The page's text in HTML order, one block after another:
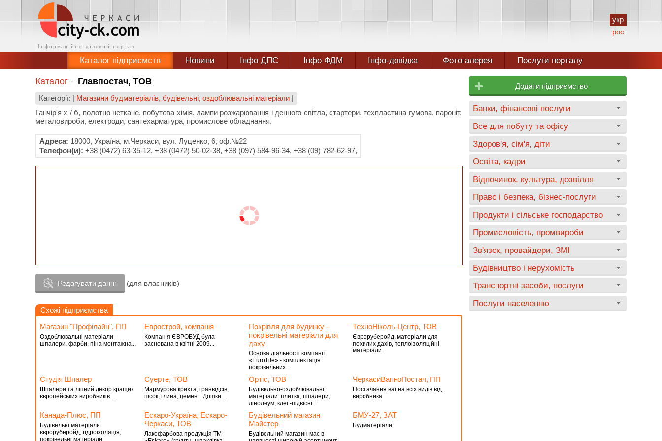
укр
рос
Каталог підприємств Новини Інфо ДПС Інфо ФДМ Інфо-довідка Фотогалерея Послуги порталу
Каталог Главпостач, ТОВ
Категорії: | Магазини будматеріалів, будівельні, оздоблювальні матеріали |
Ганчір'я х / б, полотно неткане, побутова хімія, лампи розжарювання і денного світла, стартери, техпластина гумова, пароніт,
металовироби, електроди, сантехарматура, промислове обладнання.
Адреса: 18000, Україна, м.Черкаси, вул. Луценко, 6, оф.№22
Телефон(и): +38 (0472) 63-35-12, +38 (0472) 50-02-38, +38 (097) 584-96-34, +38 (09) 782-62-97,
Редагувати данні (для власників)
Схожі підприємства
Магазин "Профілайн", ПП
Оздоблювальні матеріали -
шпалери, фарби, піна монтажна...
Еврострой, компанія
Компанія ЄВРОБУД була
заснована в квітні 2009...
Покрівля для будинку -
покрівельні матеріали для
даху
Основа діяльності компанії
«EuroTile» - комплектація
покрівельних...
ТехноНіколь-Центр, ТОВ
Євроруберойд, матеріали для
похилих дахів, теплоізоляційні
матеріали...
Студiя Шпалер
Шпалери та ліпний декор кращих
європейських виробників....
Суерте, ТОВ
Мармурова крихта, гранвідсів,
пісок, глина, цемент. Дошки...
Ортіс, ТОВ
Будівельно-оздоблювальні
матеріали: плитка, шпалери,
лінолеум, клеї -підвісні...
ЧеркасиВапноПостач, ПП
Постачання вапна всіх видів від
виробника
Канада-Плюс, ПП
Будівельні матеріали:
євроруберойд, гідроізоляція,
покрівельні матеріали
Ескаро-Україна, Ескаро-
Черкаси, ТОВ
Лакофарбова продукція ТМ
Будівельний магазин
Майстер
Будівельний магазин має в
БМУ-27, ЗАТ
Будматеріали
Додати підприємство
Банки, фінансові послуги
Все для побуту та офісу
Здоров'я, сім'я, діти
Освіта, кадри
Відпочинок, культура, дозвілля
Право і безпека, бізнес-послуги
Продукти і сільське господарство
Промисловість, промвироби
Зв'язок, провайдери, ЗМІ
Будівництво і нерухомість
Транспортні засоби, послуги
Послуги населенню